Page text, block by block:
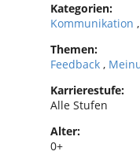
Kategorien:
Kommunikation ,
Themen:
Feedback ,
Karrierestufe:
Alle Stufen
Alter:
0+